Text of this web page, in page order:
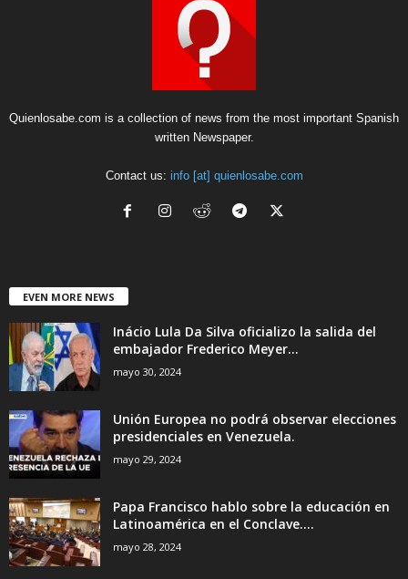
Quienlosabe.com is a collection of news from the most important Spanish
written Newspaper.
Contact us: info [at] quienlosabe.com
EVEN MORE NEWS
Inácio Lula Da Silva oficializo la salida del
embajador Frederico Meyer...
mayo 30, 2024
Unión Europea no podrá observar elecciones
presidenciales en Venezuela.
mayo 29, 2024
Papa Francisco hablo sobre la educación en
Latinoamérica en el Conclave....
mayo 28, 2024